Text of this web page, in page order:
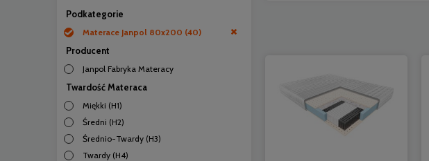
Podkategorie
Materace Janpol 80x200 (40)
Producent
Janpol Fabryka Materacy
Twardość Materaca
Miękki (H1)
Średni (H2)
Średnio-Twardy (H3)
Twardy (H4)